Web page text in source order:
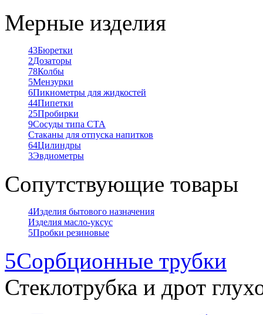
Мерные изделия
43Бюретки
2Дозаторы
78Колбы
5Мензурки
6Пикнометры для жидкостей
44Пипетки
25Пробирки
9Сосуды типа СТА
Стаканы для отпуска напитков
64Цилиндры
3Эвдиометры
Сопутствующие товары
4Изделия бытового назначения
Изделия масло-уксус
5Пробки резиновые
5Сорбционные трубки
Стеклотрубка и дрот